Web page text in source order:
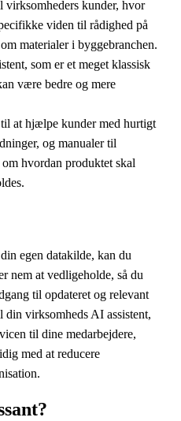
virksomheders kunder, hvor
viden til rådighed på
materialer i byggebranchen.
som er et meget klassisk
være bedre og mere
at hjælpe kunder med hurtigt
og manualer til
hvordan produktet skal
egen datakilde, kan du
nem at vedligeholde, så du
til opdateret og relevant
virksomheds AI assistent,
til dine medarbejdere,
med at reducere
?